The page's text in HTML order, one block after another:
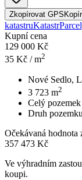
Zkopírovat GPS
katastruKatastr
Kupní cena
129 000 Kč
35 Kč / m2
Nové Sedlo,
3 723 m2
Celý pozemek
Druh
Očekávaná hodnota
357 473 Kč
Ve výhradním
koupi.